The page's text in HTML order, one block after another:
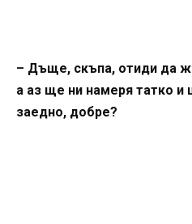
– Дъще, скъпа, отиди да
а аз ще ни намеря татко
заедно, добре?